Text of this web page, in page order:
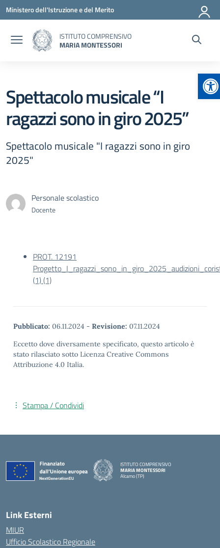
Vai ai contenuti
Vai al menu di navigazione
Vai al footer
Ministero dell'Istruzione e del Merito
ISTITUTO COMPRENSIVO
MARIA MONTESSORI
Spettacolo musicale “I
ragazzi sono in giro 2025”
Spettacolo musicale "I ragazzi sono in giro
2025"
Personale scolastico
Docente
PROT. 12191
(1) (1)
Pubblicato: 06.11.2024 - Revisione: 07.11.2024
Eccetto dove diversamente specificato, questo articolo è
stato rilasciato sotto Licenza Creative Commons
Attribuzione 4.0 Italia.
Stampa / Condividi
ISTITUTO COMPRENSIVO
MARIA MONTESSORI
Alcamo (TP)
Link Esterni
MIUR
Ufficio Scolastico Regionale